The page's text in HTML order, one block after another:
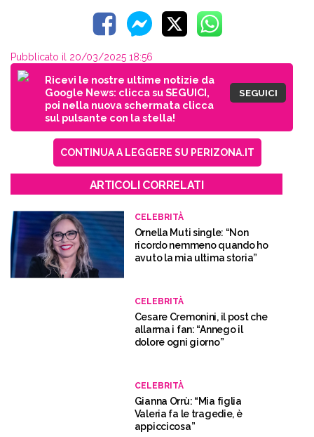
Pubblicato il 20/03/2025 18:56
Ricevi le nostre ultime notizie da
Google News: clicca su SEGUICI,
poi nella nuova schermata clicca
sul pulsante con la stella!
SEGUICI
CONTINUA A LEGGERE SU PERIZONA.IT
ARTICOLI CORRELATI
CELEBRITÀ
Ornella Muti single: “Non
ricordo nemmeno quando ho
avuto la mia ultima storia”
CELEBRITÀ
Cesare Cremonini, il post che
allarma i fan: “Annego il
dolore ogni giorno”
CELEBRITÀ
Gianna Orrù: “Mia figlia
Valeria fa le tragedie, è
appiccicosa”